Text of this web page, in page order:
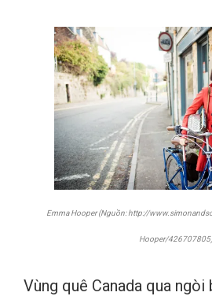
Emma Hooper (Nguồn: http://
Hooper/426707805)
Vùng quê Canada qua